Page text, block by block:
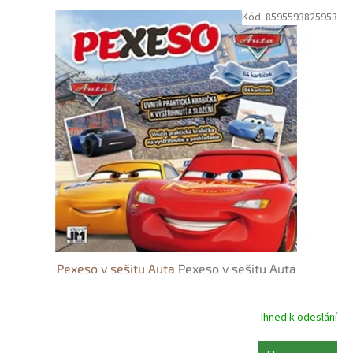
Pexeso v sešitu Auta Pexeso v sešitu Auta
Ihned k odeslání
Kód: 8595593825953